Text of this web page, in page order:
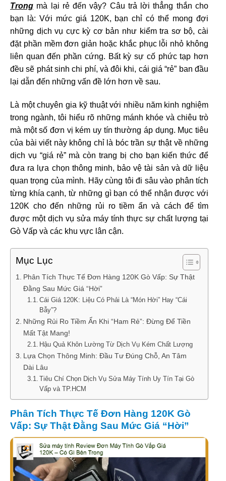
Trong mà lại rẻ đến vậy? Câu trả lời thẳng thắn cho
bạn là: Với mức giá 120K, bạn chỉ có thể mong đợi
những dịch vụ cực kỳ cơ bản như kiểm tra sơ bộ, cài
đặt phần mềm đơn giản hoặc khắc phục lỗi nhỏ không
liên quan đến phần cứng. Bất kỳ sự cố phức tạp hơn
đều sẽ phát sinh chi phí, và đôi khi, cái giá “rẻ” ban đầu
lại dẫn đến những vấn đề lớn hơn về sau.
Là một chuyên gia kỹ thuật với nhiều năm kinh nghiệm
trong ngành, tôi hiểu rõ những mánh khóe và chiêu trò
mà một số đơn vị kém uy tín thường áp dụng. Mục tiêu
của bài viết này không chỉ là bóc trần sự thật về những
dịch vụ “giá rẻ” mà còn trang bị cho bạn kiến thức để
đưa ra lựa chọn thông minh, bảo vệ tài sản và dữ liệu
quan trọng của mình. Hãy cùng tôi đi sâu vào phân tích
từng khía cạnh, từ những gì bạn có thể nhận được với
120K cho đến những rủi ro tiềm ẩn và cách để tìm
được một dịch vụ sửa máy tính thực sự chất lượng tại
Gò Vấp và các khu vực lân cận.
Mục Lục
Phân Tích Thực Tế Đơn Hàng 120K Gò Vấp: Sự Thật
Đằng Sau Mức Giá “Hời”
Cái Giá 120K: Liệu Có Phải Là “Món Hời” Hay “Cái
Bẫy”?
Những Rủi Ro Tiềm Ẩn Khi “Ham Rẻ”: Đừng Để Tiền
Mất Tật Mang!
Hậu Quả Khôn Lường Từ Dịch Vụ Kém Chất Lượng
Lựa Chọn Thông Minh: Đầu Tư Đúng Chỗ, An Tâm
Dài Lâu
Tiêu Chí Chọn Dịch Vụ Sửa Máy Tính Uy Tín Tại Gò
Vấp và TP.HCM
Phân Tích Thực Tế Đơn Hàng 120K Gò
Vấp: Sự Thật Đằng Sau Mức Giá “Hời”